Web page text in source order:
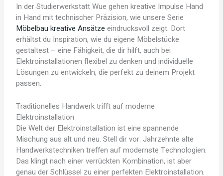
In der Studierwerkstatt Wue gehen kreative Impulse Hand
in Hand mit technischer Präzision, wie unsere Serie
Möbelbau kreative Ansätze eindrucksvoll zeigt. Dort
erhältst du Inspiration, wie du eigene Möbelstücke
gestaltest – eine Fähigkeit, die dir hilft, auch bei
Elektroinstallationen flexibel zu denken und individuelle
Lösungen zu entwickeln, die perfekt zu deinem Projekt
passen.
Traditionelles Handwerk trifft auf moderne
Elektroinstallation
Die Welt der Elektroinstallation ist eine spannende
Mischung aus alt und neu. Stell dir vor: Jahrzehnte alte
Handwerkstechniken treffen auf modernste Technologien.
Das klingt nach einer verrückten Kombination, ist aber
genau der Schlüssel zu einer perfekten Elektroinstallation.